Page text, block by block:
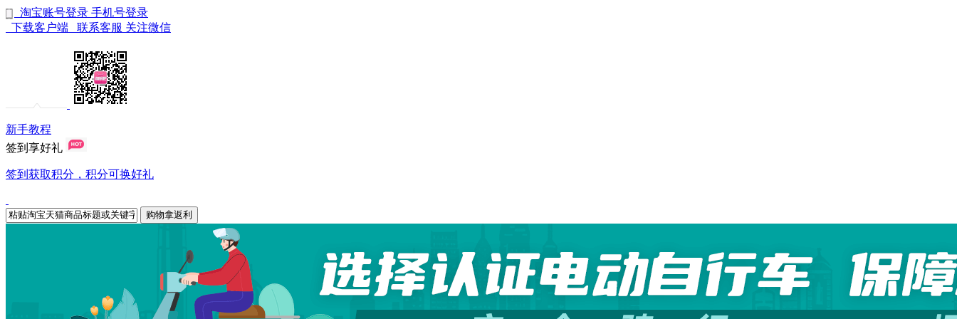
淘宝账号登录 手机号登录
下载客户端
联系客服 关注微信
新手教程
签到享好礼
签到获取积分，积分可换好礼
购物拿返利